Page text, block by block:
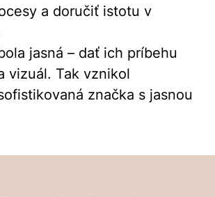
a doručiť istotu v
jasná – dať ich príbehu
vizuál. Tak vznikol
značka s jasnou